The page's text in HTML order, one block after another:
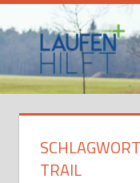
TRAIL